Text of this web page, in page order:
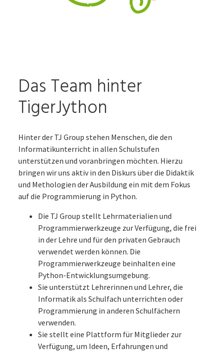
Das Team hinter
TigerJython
Hinter der TJ Group stehen Menschen, die den
Informatikunterricht in allen Schulstufen
unterstützen und voranbringen möchten. Hierzu
bringen wir uns aktiv in den Diskurs über die Didaktik
und Methologien der Ausbildung ein mit dem Fokus
auf die Programmierung in Python.
Die TJ Group stellt Lehrmaterialien und
Programmierwerkzeuge zur Verfügung, die frei
in der Lehre und für den privaten Gebrauch
verwendet werden können. Die
Programmierwerkzeuge beinhalten eine
Python-Entwicklungsumgebung.
Sie unterstützt Lehrerinnen und Lehrer, die
Informatik als Schulfach unterrichten oder
Programmierung in anderen Schulfächern
verwenden.
Sie stellt eine Plattform für Mitglieder zur
Verfügung, um Ideen, Erfahrungen und